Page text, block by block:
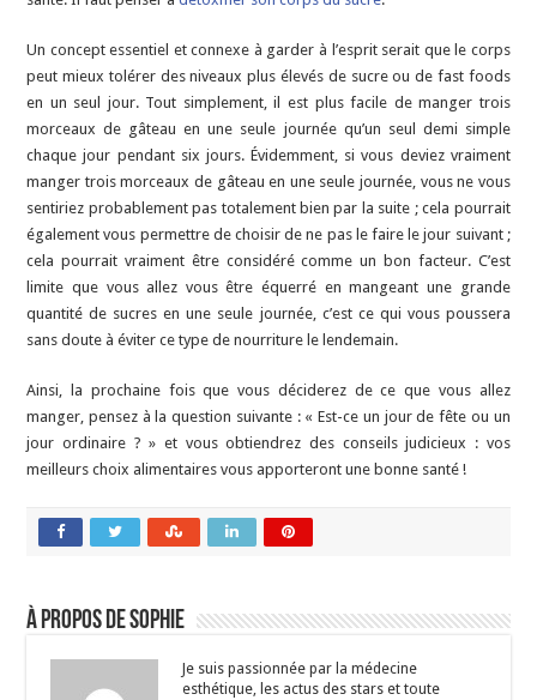
Un concept essentiel et connexe à garder à l’esprit serait que le corps
peut mieux tolérer des niveaux plus élevés de sucre ou de fast foods
en un seul jour. Tout simplement, il est plus facile de manger trois
morceaux de gâteau en une seule journée qu’un seul demi simple
chaque jour pendant six jours. Évidemment, si vous deviez vraiment
manger trois morceaux de gâteau en une seule journée, vous ne vous
sentiriez probablement pas totalement bien par la suite ; cela pourrait
également vous permettre de choisir de ne pas le faire le jour suivant ;
cela pourrait vraiment être considéré comme un bon facteur. C’est
limite que vous allez vous être équerré en mangeant une grande
quantité de sucres en une seule journée, c’est ce qui vous poussera
sans doute à éviter ce type de nourriture le lendemain.
Ainsi, la prochaine fois que vous déciderez de ce que vous allez
manger, pensez à la question suivante : « Est-ce un jour de fête ou un
jour ordinaire ? » et vous obtiendrez des conseils judicieux : vos
meilleurs choix alimentaires vous apporteront une bonne santé !
À propos de Sophie
Je suis passionnée par la médecine
esthétique, les actus des stars et toute